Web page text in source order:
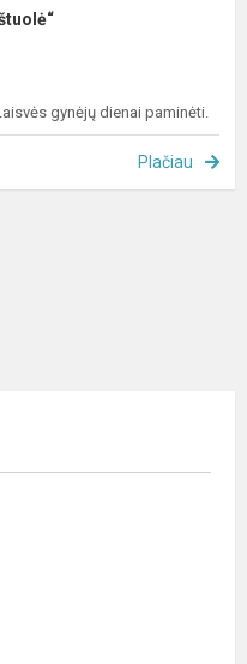
gynėjų dienai paminėti.
Plačiau